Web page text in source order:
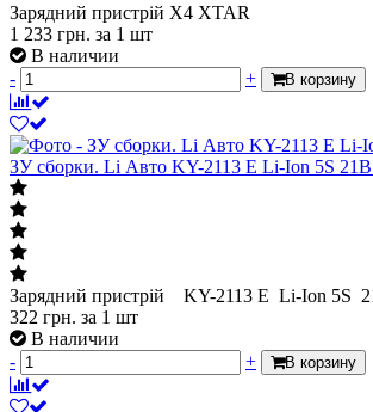
Зарядний пристрій X4 XTAR
1 233 грн. за 1 шт
В наличии
-
+ В корзину
ЗУ сборки. Li Авто KY-2113 E Li-Ion 5S
Зарядний пристрій KY-2113 E Li-Ion 5S
322 грн. за 1 шт
В наличии
-
+ В корзину